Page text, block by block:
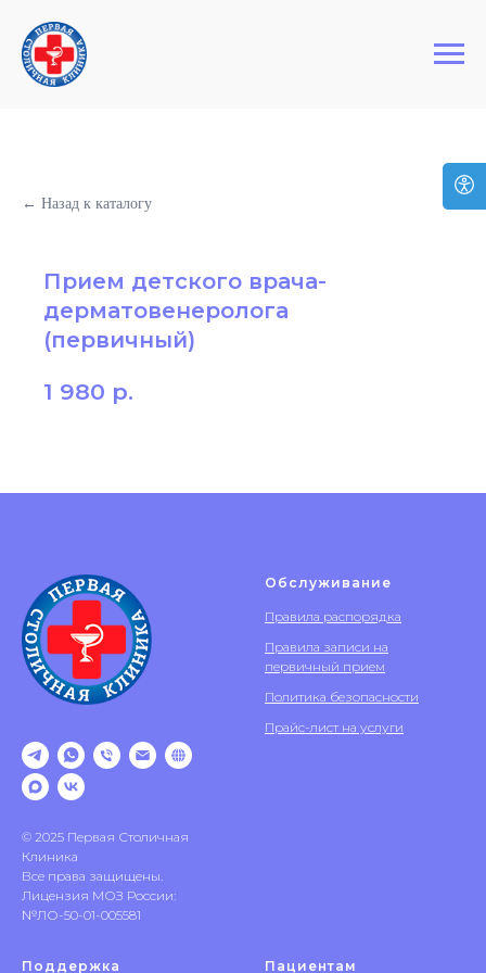
Первая Столичная Клиника
← Назад к каталогу
Прием детского врача-
дерматовенеролога
(первичный)
1 980 р.
© 2025 Первая Столичная
Клиника
Все права защищены.
Лицензия МОЗ России:
№ЛО-50-01-005581
Обслуживание
Правила распорядка
Правила записи на
первичный прием
Политика безопасности
Прайс-лист на услуги
Поддержка Пациентам